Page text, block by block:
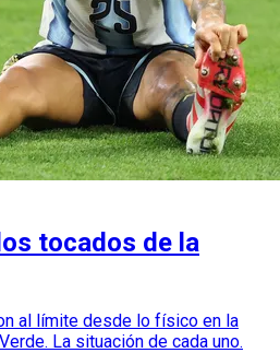
tocados de la
al límite desde lo físico en la
La situación de cada uno.